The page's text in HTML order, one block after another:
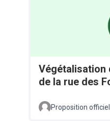
Végétalisation
de la rue des
Proposition